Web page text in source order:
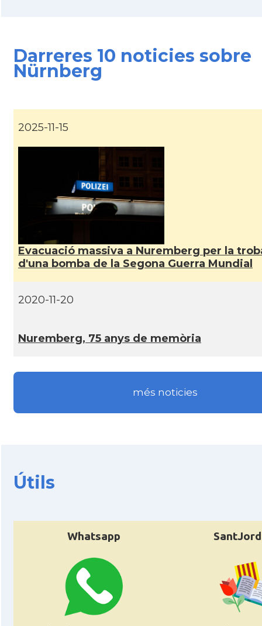
CAMON
CAMON Catalans a Hamburg
Catalans a HEILBRONN
CAMON Catalans a Ingolstadt
CAMON Catalans a JENA
CAMON Catalans a KASSEL
CAMON Catalans a LEIPZIG
CAMON
CAMON Catalans a OLDENBURG
CAMON
Darreres 10 noticies sobre
Nürnberg
2025-11-15
Evacuació massiva a Nuremberg per la
d'una bomba de la Segona Guerra Mundial
2020-11-20
Nuremberg, 75 anys de memòria
més noticies
Útils
Whatsapp